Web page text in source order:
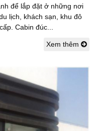
để lắp đặt ở những nơi
lịch, khách sạn, khu đô
Cabin đúc...
Xem thêm